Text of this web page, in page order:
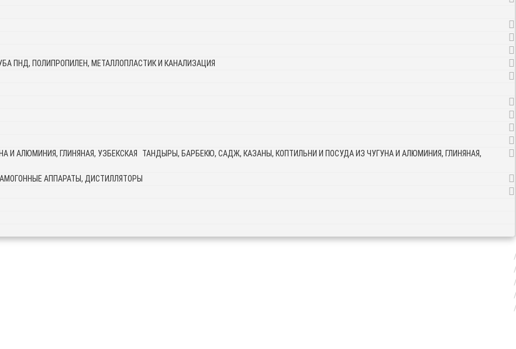
ПНД, ПОЛИПРОПИЛЕН, МЕТАЛЛОПЛАСТИК И КАНАЛИЗАЦИЯ
ТАНДЫРЫ, БАРБЕКЮ, САДЖ, КАЗАНЫ, КОПТИЛЬНИ И ПОСУДА ИЗ ЧУГУНА И АЛЮМИНИЯ, ГЛИНЯНАЯ,
АППАРАТЫ, ДИСТИЛЛЯТОРЫ